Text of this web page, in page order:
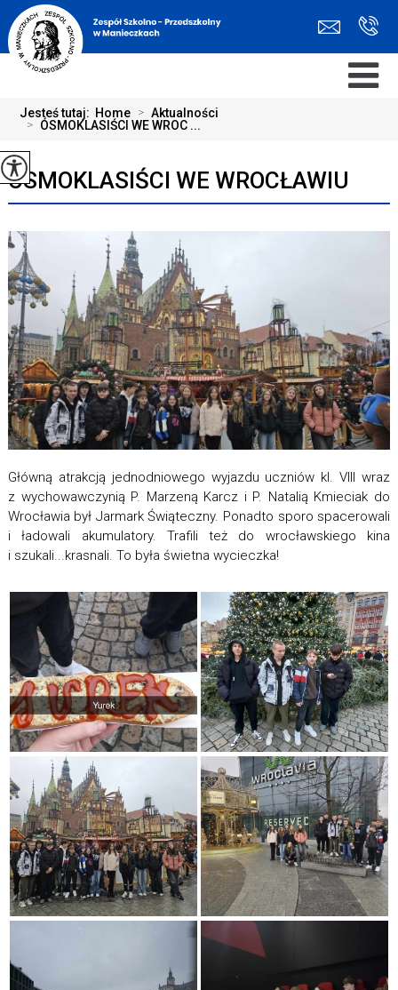
Jesteś tutaj: Home > Aktualności
> ÓSMOKLASIŚCI WE WROC ...
ÓSMOKLASIŚCI WE WROCŁAWIU
Główną atrakcją jednodniowego wyjazdu uczniów kl. VIII wraz
z wychowawczynią P. Marzeną Karcz i P. Natalią Kmieciak do
Wrocławia był Jarmark Świąteczny. Ponadto sporo spacerowali
i ładowali akumulatory. Trafili też do wrocławskiego kina
i szukali...krasnali. To była świetna wycieczka!